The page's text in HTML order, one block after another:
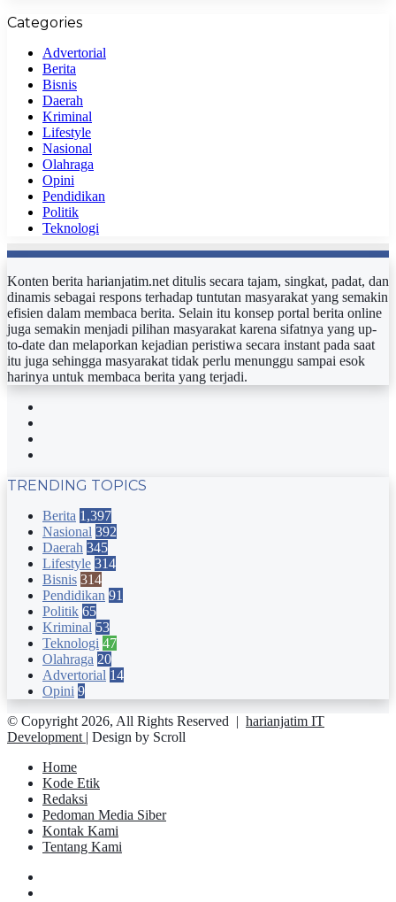
Categories
Advertorial
Berita
Bisnis
Daerah
Kriminal
Lifestyle
Nasional
Olahraga
Opini
Pendidikan
Politik
Teknologi
Konten berita harianjatim.net ditulis secara tajam, singkat, padat, dan
dinamis sebagai respons terhadap tuntutan masyarakat yang semakin
efisien dalam membaca berita. Selain itu konsep portal berita online
juga semakin menjadi pilihan masyarakat karena sifatnya yang up-
to-date dan melaporkan kejadian peristiwa secara instant pada saat
itu juga sehingga masyarakat tidak perlu menunggu sampai esok
harinya untuk membaca berita yang terjadi.
TRENDING TOPICS
Berita 1,397
Nasional 392
Daerah 345
Lifestyle 314
Bisnis 314
Pendidikan 91
Politik 65
Kriminal 53
Teknologi 47
Olahraga 20
Advertorial 14
Opini 9
© Copyright 2026, All Rights Reserved | harianjatim IT
Development | Design by Scroll
Home
Kode Etik
Redaksi
Pedoman Media Siber
Kontak Kami
Tentang Kami